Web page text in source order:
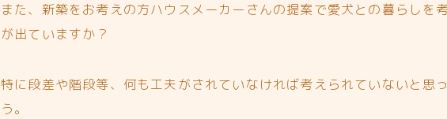
また、新築をお考えの方ハウスメーカーさんの提案で愛犬との暮らしを
が出ていますか？
特に段差や階段等、 何も工夫がされていなければ考えられていないと思
う。